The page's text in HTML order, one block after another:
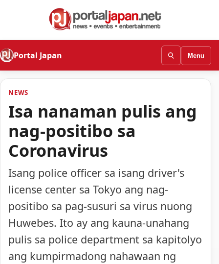
Portal Japan Menu
NEWS
Isa nanaman pulis ang
nag-positibo sa
Coronavirus
Isang police officer sa isang driver's
license center sa Tokyo ang nag-
positibo sa pag-susuri sa virus nuong
Huwebes. Ito ay ang kauna-unahang
pulis sa police department sa kapitolyo
ang kumpirmadong nahawaan ng